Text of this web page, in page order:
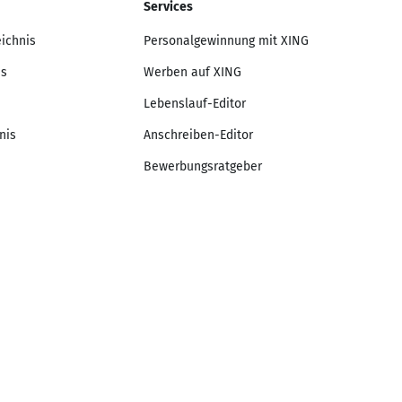
Services
Personalgewinnung mit XING
Werben auf XING
Lebenslauf-Editor
Anschreiben-Editor
Bewerbungsratgeber